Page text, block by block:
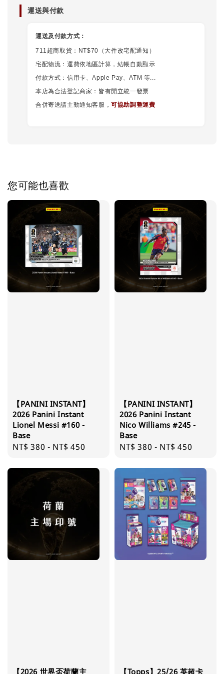
運送與付款
運送及付款方式：
711超商取貨：NT$70（大件改宅配通知）
宅配物流：運費依地區計算，結帳自動顯示
付款方式：信用卡、Apple Pay、ATM 等...
本店為合法登記商家：皆有開立統一發票
合併寄送請主動通知客服，可協助調整運費
您可能也喜歡
【PANINI INSTANT】
2026 Panini Instant
Lionel Messi #160 -
Base
Regular
NT$ 380 - NT$ 450
【PANINI INSTANT】
2026 Panini Instant
Nico Williams #245 -
Base
Regular
NT$ 380 - NT$ 450
【2026 世界盃荷蘭主 【Topps】25/26 英超卡